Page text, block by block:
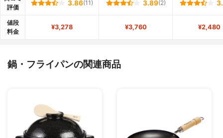
評価
3.86(11) 3.89(2)
値段
料金
¥3,278 ¥3,760 ¥2,480
鍋・フライパンの関連商品